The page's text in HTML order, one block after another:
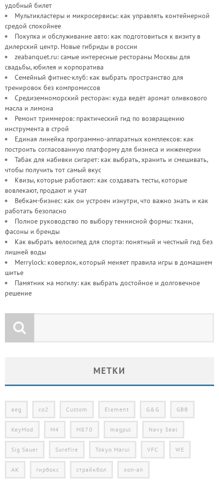
удобный билет
Мультикластеры и микросервисы: как управлять контейнерной
средой спокойнее
Покупка и обслуживание авто: как подготовиться к визиту в
дилерский центр. Новые гибриды в россии
zeabanquet.ru: самые интересные рестораны Москвы для
свадьбы, юбилея и корпоратива
Семейный фитнес-клуб: как выбрать пространство для
тренировок без компромиссов
Средиземноморский ресторан: куда ведёт аромат оливкового
масла и лимона
Ремонт триммеров: практический гид по возвращению
инструмента в строй
Единая линейка программно-аппаратных комплексов: как
построить согласованную платформу для бизнеса и инженерии
Табак для набивки сигарет: как выбрать, хранить и смешивать,
чтобы получить тот самый вкус
Квизы, которые работают: как создавать тесты, которые
вовлекают, продают и учат
Вебкам-бизнес: как он устроен изнутри, что важно знать и как
работать безопасно
Полное руководство по выбору теннисной формы: ткани,
фасоны и бренды
Как выбрать велосипед для спорта: понятный и честный гид без
лишней воды
Merrylock: коверлок, который меняет правила игры в домашнем
шитье
Памятник на могилу: как выбрать достойное и долговечное
решение
МЕТКИ
aeg co2 Custom Element G&G GBB
KeyMod M4 M870 magpul Navy Seal
Sig Sauer Surefire Tokyo Marui VFC WE
АК гирбокс страйкбол хоп-ап